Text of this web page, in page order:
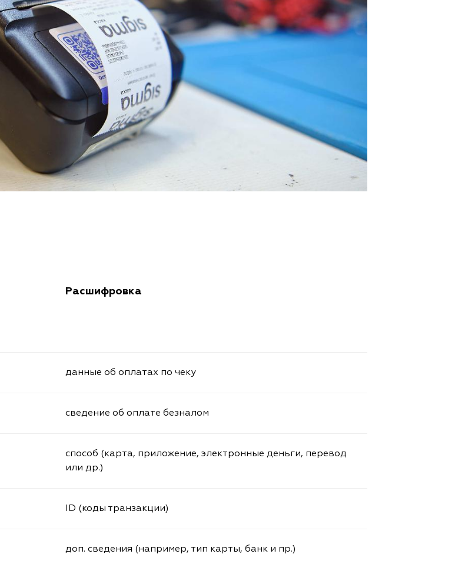
Расшифровка
данные об оплатах по чеку
сведение об оплате безналом
способ (карта, приложение, электронные деньги, перевод
или др.)
ID (коды транзакции)
доп. сведения (например, тип карты, банк и пр.)